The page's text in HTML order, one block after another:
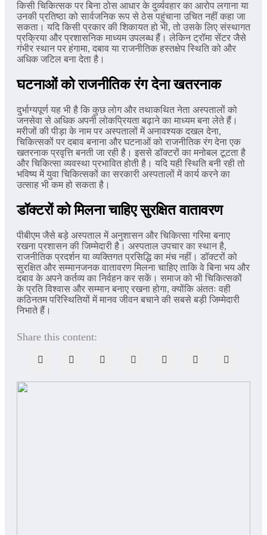
किसी चिकित्सक पर बिना ठोस आधार के दुर्व्यवहार का आरोप लगाना या
उनकी प्रतिष्ठा को सार्वजनिक रूप से ठेस पहुंचाना उचित नहीं कहा जा
सकता। यदि किसी प्रकार की शिकायत हो भी, तो उसके लिए संस्थागत
प्रक्रिया और प्रशासनिक माध्यम उपलब्ध हैं। लेकिन ट्रॉमा सेंटर जैसे
गंभीर स्थान पर हंगामा, दबाव या राजनीतिक हस्तक्षेप स्थिति को और
अधिक जटिल बना देता है।
घटनाओं को राजनीतिक रंग देना खतरनाक
दुर्भाग्यपूर्ण यह भी है कि कुछ लोग और तथाकथित नेता अस्पतालों को
जनसेवा से अधिक अपनी लोकप्रियता बढ़ाने का माध्यम बना लेते हैं।
मरीजों की पीड़ा के नाम पर अस्पतालों में अनावश्यक दखल देना,
चिकित्सकों पर दबाव बनाना और घटनाओं को राजनीतिक रंग देना एक
खतरनाक प्रवृत्ति बनती जा रही है। इससे डॉक्टरों का मनोबल टूटता है
और चिकित्सा व्यवस्था प्रभावित होती है। यदि यही स्थिति बनी रही तो
भविष्य में युवा चिकित्सकों का सरकारी अस्पतालों में कार्य करने का
उत्साह भी कम हो सकता है।
डॉक्टरों को मिलना चाहिए सुरक्षित वातावरण
पीबीएम जैसे बड़े अस्पताल में अनुशासन और चिकित्सा गरिमा बनाए
रखना प्रशासन की जिम्मेदारी है। अस्पताल उपचार का स्थान है,
राजनीतिक प्रदर्शन या व्यक्तिगत प्रसिद्धि का मंच नहीं। डॉक्टरों को
सुरक्षित और सम्मानजनक वातावरण मिलना चाहिए ताकि वे बिना भय और
दबाव के अपने कर्तव्य का निर्वहन कर सकें। समाज को भी चिकित्सकों
के प्रति विश्वास और सम्मान बनाए रखना होगा, क्योंकि अंततः वही
कठिनतम परिस्थितियों में मानव जीवन बचाने की सबसे बड़ी जिम्मेदारी
निभाते हैं।
Share this content: